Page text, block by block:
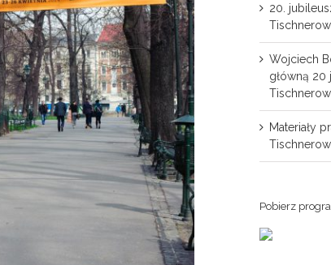
20.
Wojciech
główną
Materiały
Pobierz